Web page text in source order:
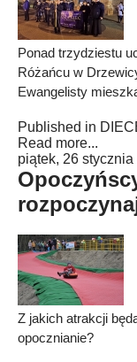
Ponad trzydziestu
Różańcu w
Ewangelisty
Published in
Read more...
piątek, 26
Z jakich atrakcji
opocznianie?